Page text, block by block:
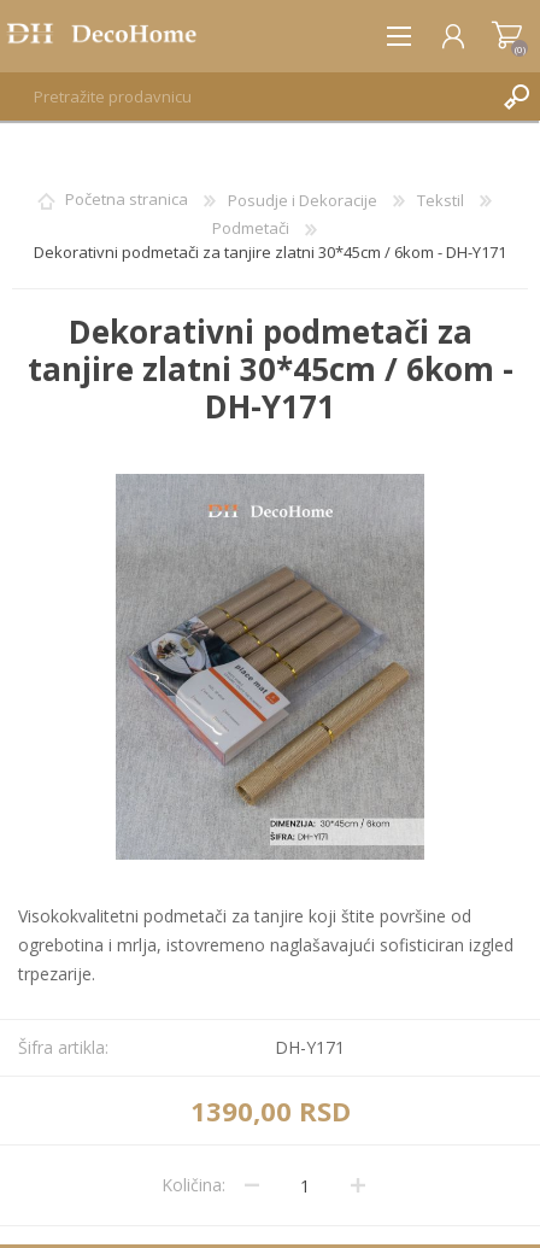
REGISTRUJTE SE
(0)
Početna stranica Posudje i Dekoracije
Tekstil
Podmetači
Dekorativni podmetači za tanjire zlatni 30*45cm / 6kom - DH-Y171
Dekorativni podmetači za
tanjire zlatni 30*45cm / 6kom -
DH-Y171
Visokokvalitetni podmetači za tanjire koji štite površine od
ogrebotina i mrlja, istovremeno naglašavajući sofisticiran izgled
trpezarije.
Šifra artikla: DH-Y171
1390,00 RSD
Količina: